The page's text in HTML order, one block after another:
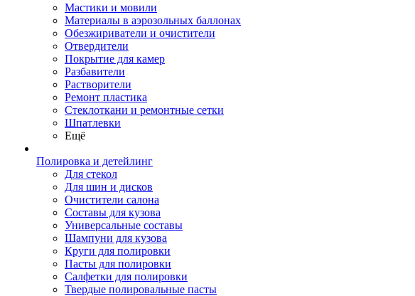
Мастики и мовили
Материалы в аэрозольных баллонах
Обезжириватели и очистители
Отвердители
Покрытие для камер
Разбавители
Растворители
Ремонт пластика
Стеклоткани и ремонтные сетки
Шпатлевки
Ещё
Полировка и детейлинг
Для стекол
Для шин и дисков
Очистители салона
Составы для кузова
Универсальные составы
Шампуни для кузова
Круги для полировки
Пасты для полировки
Салфетки для полировки
Твердые полировальные пасты